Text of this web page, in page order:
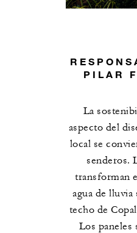
PILAR
La
aspecto del
local se
senderos.
transforman
agua de lluvia
techo de
Los paneles